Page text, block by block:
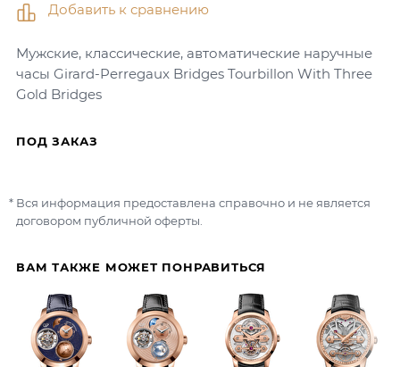
Мужские, классические, автоматические наручные
часы Girard-Perregaux Bridges Tourbillon With Three
Gold Bridges
Добавить к сравнению
ВАМ ТАКЖЕ МОЖЕТ ПОНРАВИТЬСЯ
ПОД ЗАКАЗ
Вся информация предоставлена справочно и не является
договором публичной оферты.